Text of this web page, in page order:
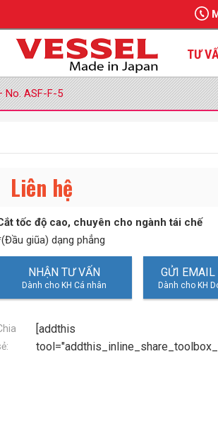
TƯ
No. ASF-F-5
Liên hệ
tốc độ cao, chuyên cho ngành tái chế
giũa) dạng phẳng
NHẬN TƯ VẤN GỬI EMAIL
[addthis